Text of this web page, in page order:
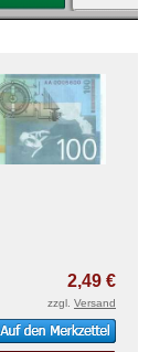
2,49 €
zzgl. Versand